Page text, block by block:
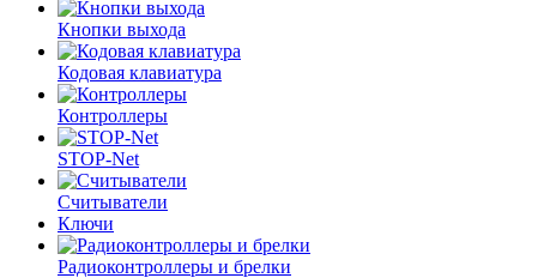
Кнопки выхода
Кодовая клавиатура
Контроллеры
STOP-Net
Считыватели
Ключи
Радиоконтроллеры и брелки